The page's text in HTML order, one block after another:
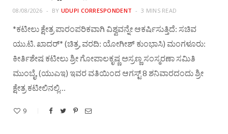
08/08/2026 BY UDUPI CORRESPONDENT 3 MINS READ
*ಕಟೀಲು ಕ್ಷೇತ್ರ ಪಾರಂಪರಿಕವಾಗಿ ವಿಶ್ವವನ್ನೇ ಆಕರ್ಷಿಸುತ್ತಿದೆ: ಸಚಿವ
ಯು.ಟಿ. ಖಾದರ್* (ಚಿತ್ರ, ವರದಿ: ಯೋಗೀಶ್ ಕುಂಭಾಸಿ) ಮಂಗಳೂರು:
ಕೀರ್ತಿಶೇಷ ಕಟೀಲು ಶ್ರೀ ಗೋಪಾಲಕೃಷ್ಣ ಅಸ್ರಣ್ಣ ಸಂಸ್ಮರಣಾ ಸಮಿತಿ
ಮುಂಬೈ, (ಯುಎಇ) ಇವರ ವತಿಯಿಂದ ಆಗಸ್ಟ್ 8 ಶನಿವಾರದಂದು ಶ್ರೀ
ಕ್ಷೇತ್ರ ಕಟೀಲಿನಲ್ಲಿ…
9